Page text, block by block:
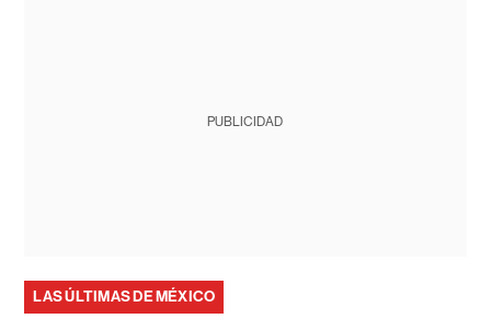
PUBLICIDAD
LAS ÚLTIMAS DE MÉXICO